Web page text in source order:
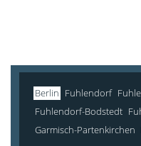
Berlin Fuhlendorf
Fuhlendorf-Bodstedt
Garmisch-Partenkirchen